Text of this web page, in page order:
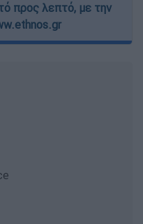
προς λεπτό, με την